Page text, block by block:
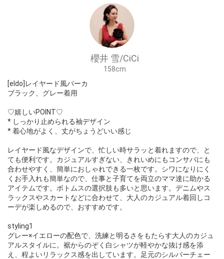
櫻井 雪/CiCi
158cm
[eldo]レイヤード風パーカ
ブラック、グレー着用
♡嬉しいPOINT♡
* しっかり止められる袖デザイン
* 着心地がよく、丈がちょうどいい感じ
レイヤード風なデザインで、忙しい時サラッと着れますので、と
ても便利です。カジュアルすぎない、きれいめにもコンサバにも
合わせやすく、簡単におしゃれできる一枚です。シワになりにく
くお手入れも簡単なので、仕事と子育てを両立のママ達に助かる
アイテムです。ボトムスの選択肢も多いと思います。デニムやス
ラックスやスカートなどに合わせて、大人のカジュアル着回しコ
ーデが楽しめるので、おすすめです。
styling1
グレー×イエローの配色で、洗練と明るさをもたらす大人のカジュ
アルスタイルに。裾からのぞく白シャツが軽やかな抜け感を添
え、程よいリラックス感を出しています。足元のシルバーチェー